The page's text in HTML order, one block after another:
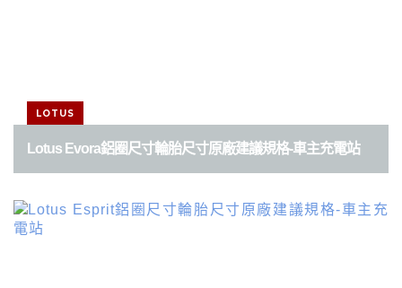
LOTUS
Lotus Evora鋁圈尺寸輪胎尺寸原廠建議規格-車主充電站